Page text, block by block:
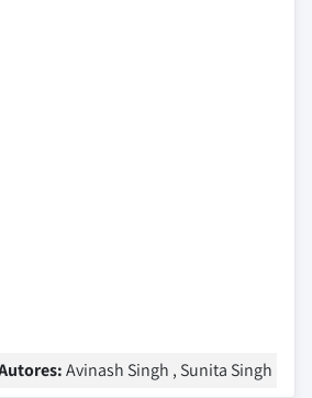
Avinash Singh , Sunita Singh